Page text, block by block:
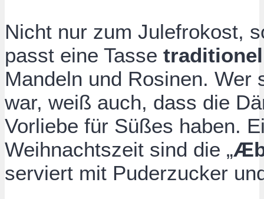
Nicht nur zum Julefrokost,
passt eine Tasse
Mandeln und Rosinen. Wer
war, weiß auch, dass die
Vorliebe für Süßes haben.
Weihnachtszeit sind die „
serviert mit Puderzucker